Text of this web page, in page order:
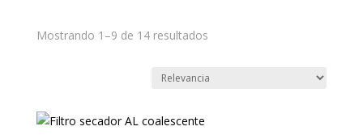
Mostrando 1–9 de 14 resultados